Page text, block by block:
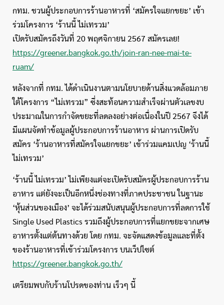
กทม. ชวนผู้ประกอบการร้านอาหารที่ ‘สมัครใจแยกขยะ’ เข้า
ร่วมโครงการ ‘ร้านนี้ ไม่เทรวม’
เปิดรับสมัครถึงวันที่ 20 พฤศจิกายน 2567 สมัครเลย!
https://greener.bangkok.go.th/join-ran-nee-mai-te-
ruam/
หลังจากที่ กทม. ได้ดำเนินงานตามนโยบายด้านสิ่งแวดล้อมภาย
ใต้โครงการ “ไม่เทรวม” ซึ่งสะท้อนความสำเร็จผ่านตัวเลขงบ
ประมาณในการกำจัดขยะที่ลดลงอย่างต่อเนื่องในปี 2567 จึงได้
มีแผนจัดทำข้อมูลผู้ประกอบการร้านอาหาร ผ่านการเปิดรับ
สมัคร ‘ร้านอาหารที่สมัครใจแยกขยะ’ เข้าร่วมแคมเปญ ‘ร้านนี้
ไม่เทรวม’
‘ร้านนี้ ไม่เทรวม’ ไม่เพียงแต่จะเปิดรับสมัครผู้ประกอบการร้าน
อาหาร แต่ยังจะเป็นอีกหนึ่งช่องทางที่ภาคประชาชน ในฐานะ
‘หุ้นส่วนของเมือง’ จะได้ร่วมสนับสนุนผู้ประกอบการที่ลดการใช้
Single Used Plastics รวมถึงผู้ประกอบการที่แยกขยะจากเศษ
อาหารตั้งแต่ต้นทางด้วย โดย กทม. จะจัดแสดงข้อมูลและที่ตั้ง
ของร้านอาหารที่เข้าร่วมโครงการ บนเว็ปไซต์
https://greener.bangkok.go.th/
เตรียมพบกับร้านโปรดของท่าน เร็วๆ นี้